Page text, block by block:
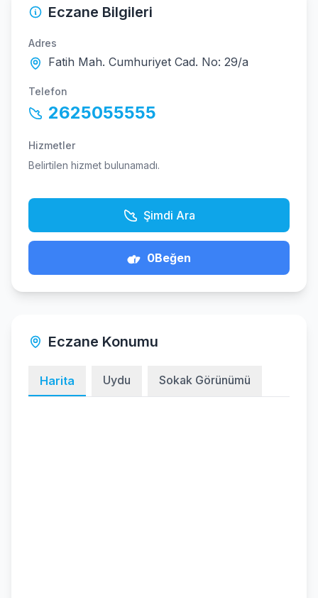
Eczane Bilgileri
Adres
Fatih Mah. Cumhuriyet Cad. No: 29/a
Telefon
2625055555
Hizmetler
Belirtilen hizmet bulunamadı.
Şimdi Ara
0Beğen
Eczane Konumu
Harita Uydu Sokak Görünümü